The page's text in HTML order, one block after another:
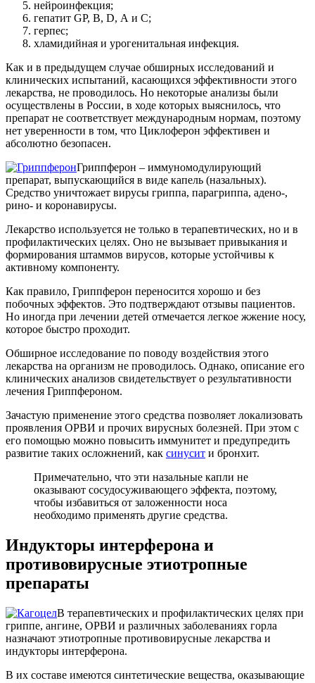
нейроинфекция;
гепатит GP, В, D, А и С;
герпес;
хламидийная и урогенитальная инфекция.
Как и в предыдущем случае обширных исследований и
клинических испытаний, касающихся эффективности этого
лекарства, не проводилось. Но некоторые анализы были
осуществлены в России, в ходе которых выяснилось, что
препарат не соответствует международным нормам, поэтому
нет уверенности в том, что Циклоферон эффективен и
абсолютно безопасен.
Гриппферон – иммуномодулирующий
препарат, выпускающийся в виде капель (назальных).
Средство уничтожает вирусы гриппа, парагриппа, адено-,
рино- и коронавирусы.
Лекарство используется не только в терапевтических, но и в
профилактических целях. Оно не вызывает привыкания и
формирования штаммов вирусов, которые устойчивы к
активному компоненту.
Как правило, Гриппферон переносится хорошо и без
побочных эффектов. Это подтверждают отзывы пациентов.
Но иногда при лечении детей отмечается легкое жжение носу,
которое быстро проходит.
Обширное исследование по поводу воздействия этого
лекарства на организм не проводилось. Однако, описание его
клинических анализов свидетельствует о результативности
лечения Гриппфероном.
Зачастую применение этого средства позволяет локализовать
проявления ОРВИ и прочих вирусных болезней. При этом с
его помощью можно повысить иммунитет и предупредить
развитие таких осложнений, как синусит и бронхит.
Примечательно, что эти назальные капли не
оказывают сосудосуживающего эффекта, поэтому,
чтобы избавиться от заложенности носа
необходимо применять другие средства.
Индукторы интерферона и
противовирусные этиотропные
препараты
В терапевтических и профилактических целях при
гриппе, ангине, ОРВИ и различных заболеваниях горла
назначают этиотропные противовирусные лекарства и
индукторы интерферона.
В их составе имеются синтетические вещества, оказывающие